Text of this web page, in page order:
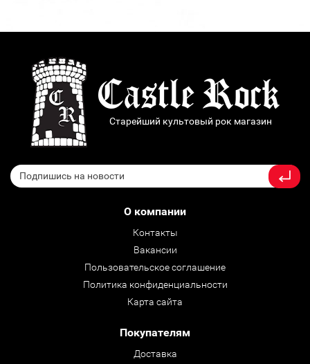
Старейший культовый рок магазин
О компании
Контакты
Вакансии
Пользовательское соглашение
Политика конфиденциальности
Карта сайта
Покупателям
Доставка